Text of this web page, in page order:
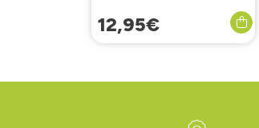
12,95€